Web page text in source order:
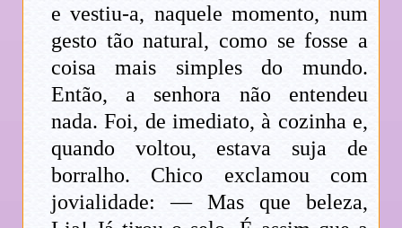
e vestiu-a, naquele momento, num
gesto tão natural, como se fosse a
coisa mais simples do mundo.
Então, a senhora não entendeu
nada. Foi, de imediato, à cozinha e,
quando voltou, estava suja de
borralho. Chico exclamou com
jovialidade: — Mas que beleza,